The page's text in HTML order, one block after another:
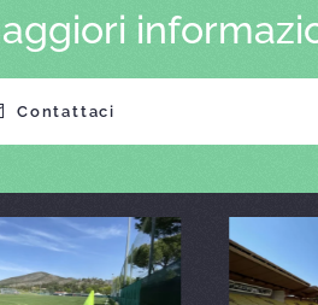
Contattaci